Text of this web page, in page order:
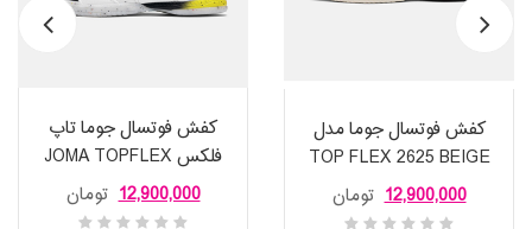
کفش فوتسال جوما تاپ
فلکس JOMA TOPFLEX
2602 WHITE S
تومان 12,900,000
کفش فوتسال جوما مدل
TOP FLEX 2625 BEIGE
INDOOR
تومان 12,900,000